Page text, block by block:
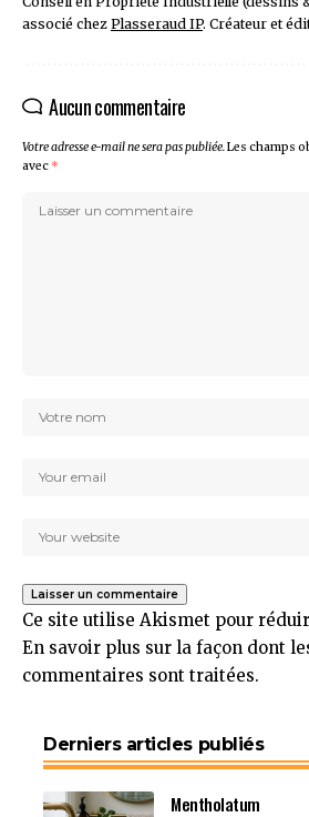
associé chez Plasseraud IP. Créateur et
Aucun commentaire
Votre adresse e-mail ne sera pas publiée.Les champs
avec *
Ce site utilise Akismet pour
En savoir plus sur la façon dont
commentaires sont traitées.
Derniers articles publiés
Mentholatum